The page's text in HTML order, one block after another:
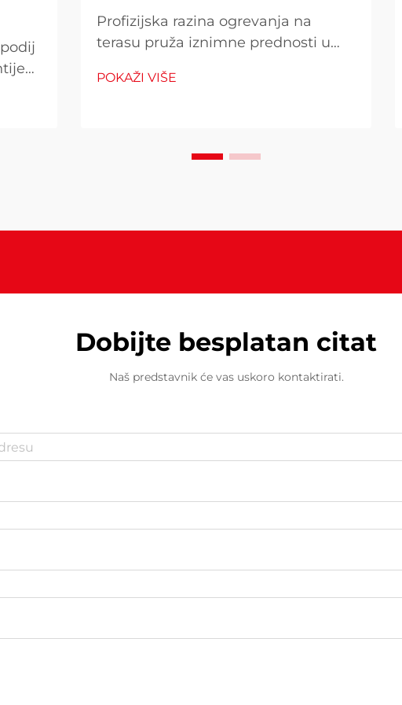
Profizijska razina ogrevanja na
terasu pruža iznimne prednosti u
razlikuju od alternativnih stambenih
POKAŽI VIŠE
Dobijte besplatan citat
Naš predstavnik će vas uskoro kontaktirati.